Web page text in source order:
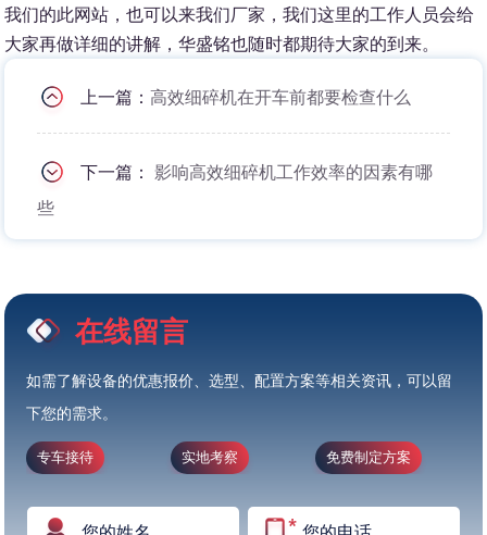
我们的此网站，也可以来我们厂家，我们这里的工作人员会给
大家再做详细的讲解，华盛铭也随时都期待大家的到来。
上一篇：高效细碎机在开车前都要检查什么
下一篇：影响高效细碎机工作效率的因素有哪
些
在线留言
如需了解设备的优惠报价、选型、配置方案等相关资讯，可以留
下您的需求。
专车接待 实地考察 免费制定方案